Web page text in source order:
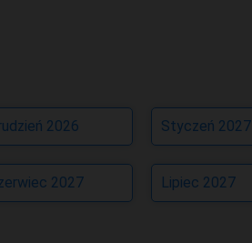
2026 Styczeń 2027
2027 Lipiec 2027